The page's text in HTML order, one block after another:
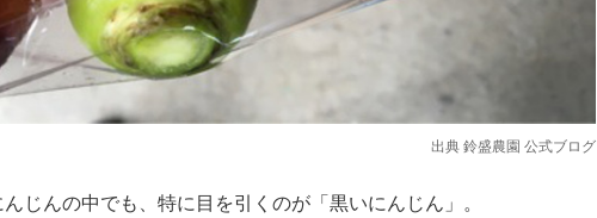
出典 鈴盛農園 公式ブログ
じんの中でも、特に目を引くのが「黒いにんじん」。